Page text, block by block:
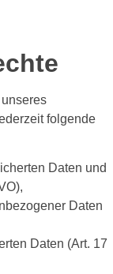
folgende
Daten und
Daten
Daten (Art. 17